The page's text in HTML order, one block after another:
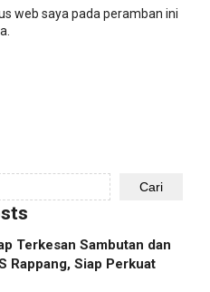
web saya pada peramban ini
Cari
Terkesan Sambutan dan
Rappang, Siap Perkuat